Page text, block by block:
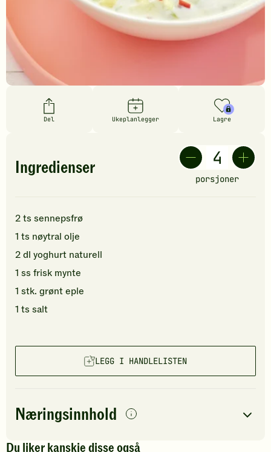
Del Ukeplanlegger Lagre
Ingredienser
porsjoner
2ts sennepsfrø
1 ts nøytral olje
2dl yoghurt naturell
1 ss frisk mynte
1 stk. grønt eple
1 ts salt
LEGG I HANDLELISTEN
Næringsinnhold
per porsjon
Du liker kanskje disse også